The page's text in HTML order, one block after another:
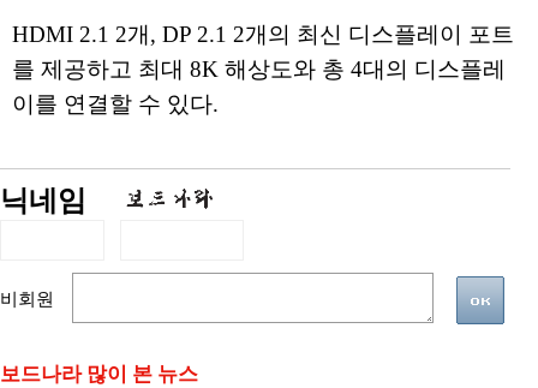
HDMI 2.1 2개, DP 2.1 2개의 최신 디스플레이 포트
를 제공하고 최대 8K 해상도와 총 4대의 디스플레
이를 연결할 수 있다.
닉네임
비회원
보드나라 많이 본 뉴스